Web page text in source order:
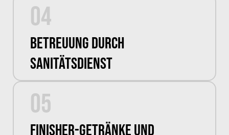
04
Betreuung durch
Sanitätsdienst
05
Finisher-Getränke und